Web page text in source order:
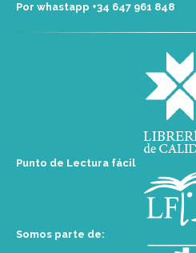
Por whastapp +34 ‭647 961 848‬
Punto de Lectura fácil
Somos parte de: